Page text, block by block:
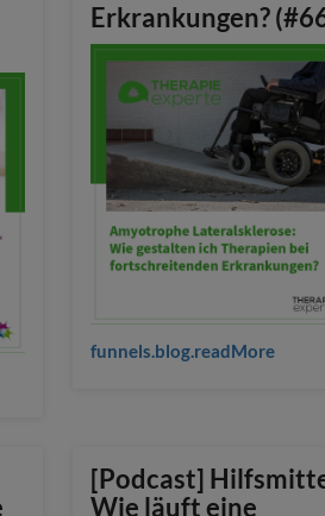
Erkrankungen?
funnels.blog.readMore
[Podcast]
Wie läuft eine